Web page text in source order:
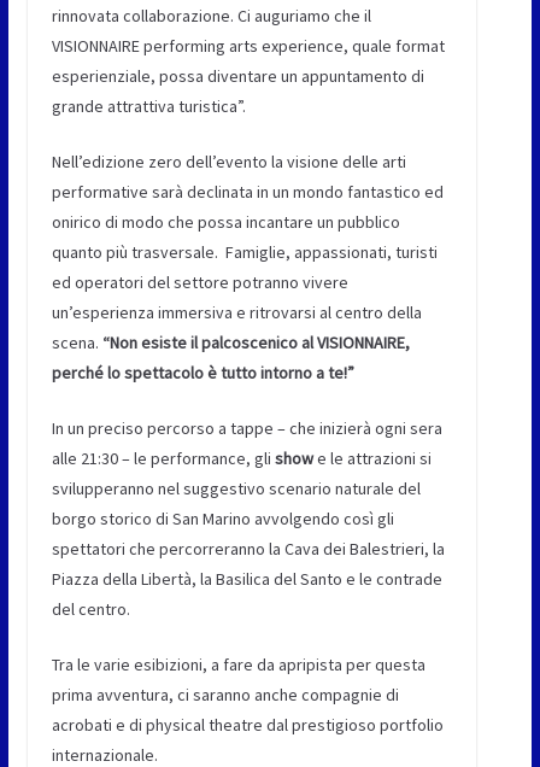
rinnovata collaborazione. Ci auguriamo che il
VISIONNAIRE performing arts experience, quale format
esperienziale, possa diventare un appuntamento di
grande attrattiva turistica”.
Nell’edizione zero dell’evento la visione delle arti
performative sarà declinata in un mondo fantastico ed
onirico di modo che possa incantare un pubblico
quanto più trasversale. Famiglie, appassionati, turisti
ed operatori del settore potranno vivere
un’esperienza immersiva e ritrovarsi al centro della
scena. “Non esiste il palcoscenico al VISIONNAIRE,
perché lo spettacolo è tutto intorno a te!”
In un preciso percorso a tappe – che inizierà ogni sera
alle 21:30 – le performance, gli showe le attrazioni si
svilupperanno nel suggestivo scenario naturale del
borgo storico di San Marino avvolgendo così gli
spettatori che percorreranno la Cava dei Balestrieri, la
Piazza della Libertà, la Basilica del Santo e le contrade
del centro.
Tra le varie esibizioni, a fare da apripista per questa
prima avventura, ci saranno anche compagnie di
acrobati e di physical theatre dal prestigioso portfolio
internazionale.